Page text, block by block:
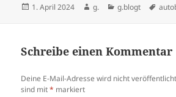
Veröffentlicht
1. April 2024 Autor
g. Kategorien
g.blogt
Schreibe einen Kommentar
Deine E-Mail-Adresse wird nicht
sind mit* markiert